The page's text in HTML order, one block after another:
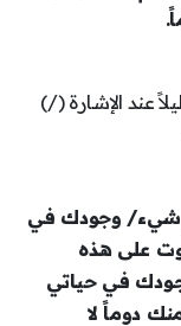
عند الإشارة (/)
شيء/ وجودك في
على هذه
في حياتي
دوماً لا